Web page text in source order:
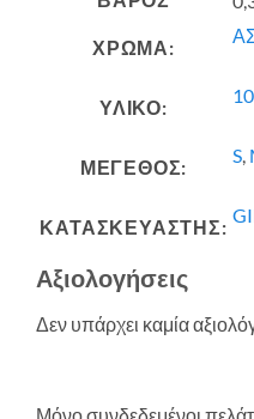
ΧΡΩΜΑ:
ΥΛΙΚΟ:
ΜΕΓΕΘΟΣ:
S,
ΚΑΤΑΣΚΕΥΑΣΤΗΣ:
Αξιολογήσεις
Δεν υπάρχει καμία